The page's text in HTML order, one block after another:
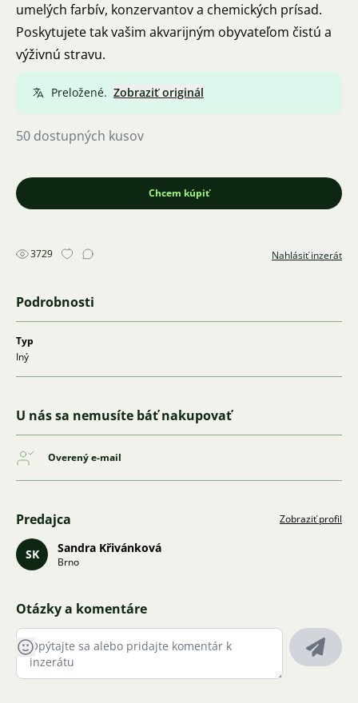
umelých farbív, konzervantov a chemických prísad.
Poskytujete tak vašim akvarijným obyvateľom čistú a
výživnú stravu.
Preložené. Zobraziť originál
50 dostupných kusov
Chcem kúpiť
3729 Nahlásiť inzerát
Podrobnosti
Typ
Iný
U nás sa nemusíte báť nakupovať
Overený e-mail
Predajca Zobraziť profil
SK Sandra Křivánková
Brno
Otázky a komentáre